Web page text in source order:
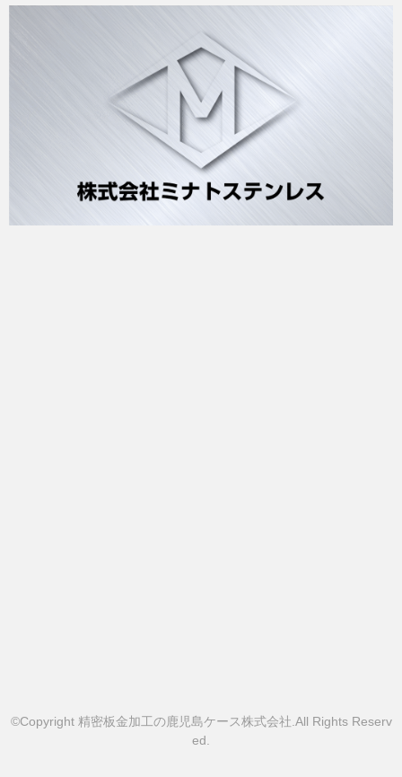
©Copyright 精密板金加工の鹿児島ケース株式会社.All Rights Reserv
ed.